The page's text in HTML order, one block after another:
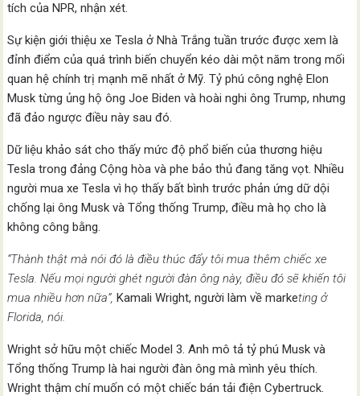
tích của NPR, nhận xét.
Sự kiện giới thiệu xe Tesla ở Nhà Trắng tuần trước được xem là
đỉnh điểm của quá trình biến chuyển kéo dài một năm trong mối
quan hệ chính trị mạnh mẽ nhất ở Mỹ. Tỷ phú công nghệ Elon
Musk từng ủng hộ ông Joe Biden và hoài nghi ông Trump, nhưng
đã đảo ngược điều này sau đó.
Dữ liệu khảo sát cho thấy mức độ phổ biến của thương hiệu
Tesla trong đảng Cộng hòa và phe bảo thủ đang tăng vọt. Nhiều
người mua xe Tesla vì họ thấy bất bình trước phản ứng dữ dội
chống lại ông Musk và Tổng thống Trump, điều mà họ cho là
không công bằng.
“Thành thật mà nói đó là điều thúc đẩy tôi mua thêm chiếc xe
Tesla. Nếu mọi người ghét người đàn ông này, điều đó sẽ khiến tôi
mua nhiều hơn nữa”,Kamali Wright, người làm về marketing ở
Florida, nói.
Wright sở hữu một chiếc Model 3. Anh mô tả tỷ phú Musk và
Tổng thống Trump là hai người đàn ông mà mình yêu thích.
Wright thậm chí muốn có một chiếc bán tải điện Cybertruck.